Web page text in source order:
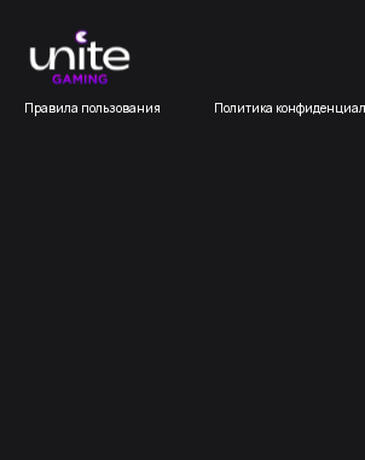
Правила пользования Политика